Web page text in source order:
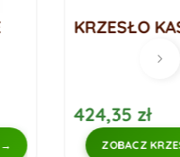
KRZESŁO KASYNO
424,35 zł
ZOBACZ KRZESŁO